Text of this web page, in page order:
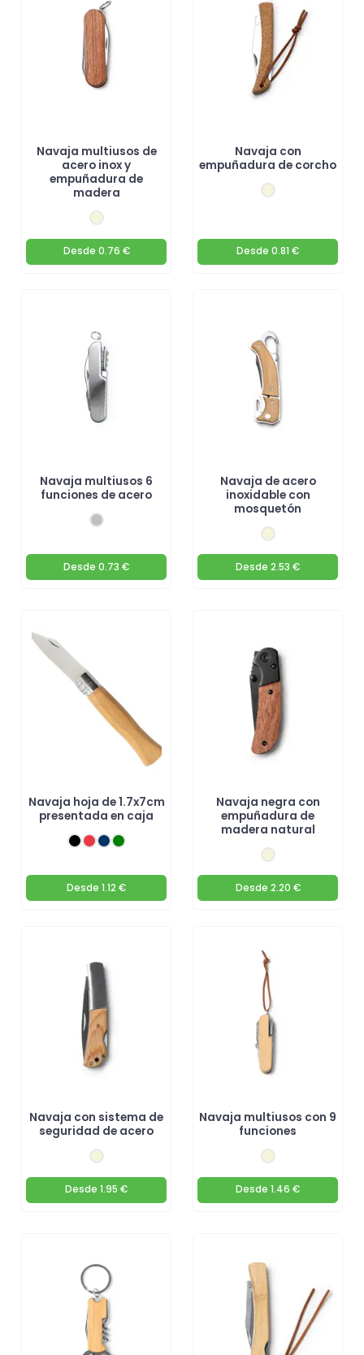
Navaja multiusos de
acero inox y
empuñadura de
madera
Desde 0.76 €
Navaja con
empuñadura de corcho
Desde 0.81 €
Navaja multiusos 6
funciones de acero
Desde 0.73 €
Navaja de acero
inoxidable con
mosquetón
Desde 2.53 €
Navaja hoja de 1.7x7cm
presentada en caja
Desde 1.12 €
Navaja negra con
empuñadura de
madera natural
Desde 2.20 €
Navaja con sistema de
seguridad de acero
Desde 1.95 €
Navaja multiusos con 9
funciones
Desde 1.46 €